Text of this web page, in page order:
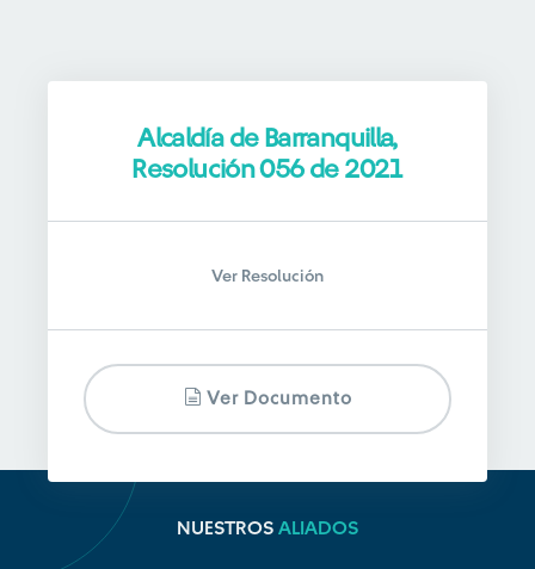
Alcaldía de Barranquilla,
Resolución 056 de 2021
Ver Resolución
Ver Documento
NUESTROS ALIADOS